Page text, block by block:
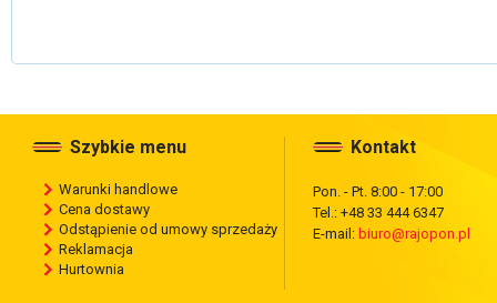
Szybkie menu
Warunki handlowe
Cena dostawy
Odstąpienie od umowy sprzedaży
Reklamacja
Hurtownia
Kontakt
Pon. - Pt. 8:00 - 17:00
Tel.: +48 33 444 6347
E-mail: biuro@rajopon.pl